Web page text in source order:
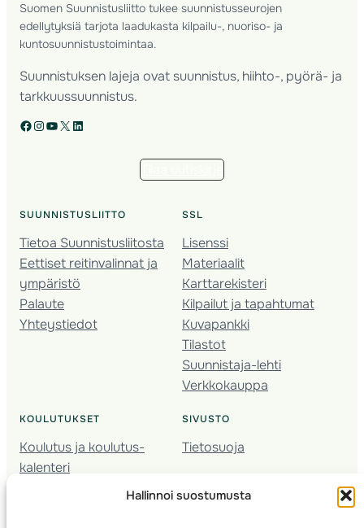
Hallinnoi suostumusta
Suomen Suunnistusliitto tukee suunnistusseurojen
edellytyksiä tarjota laadukasta kilpailu-, nuoriso- ja
kuntosuunnistustoimintaa.
Suunnistuksen lajeja ovat suunnistus, hiihto-, pyörä- ja
tarkkuussuunnistus.
Facebook Instagram YouTube X LinkedIn
SUUNNISTUSLIITTO
Tietoa Suunnistusliitosta
Eettiset reitinvalinnat ja
ympäristö
Palaute
Yhteystiedot
SSL
Lisenssi
Materiaalit
Karttarekisteri
Kilpailut ja tapahtumat
Kuvapankki
Tilastot
Suunnistaja-lehti
Verkkokauppa
KOULUTUKSET
Koulutus ja koulutus­
kalenteri
Nuorison koulutukset
SIVUSTO
Tietosuoja